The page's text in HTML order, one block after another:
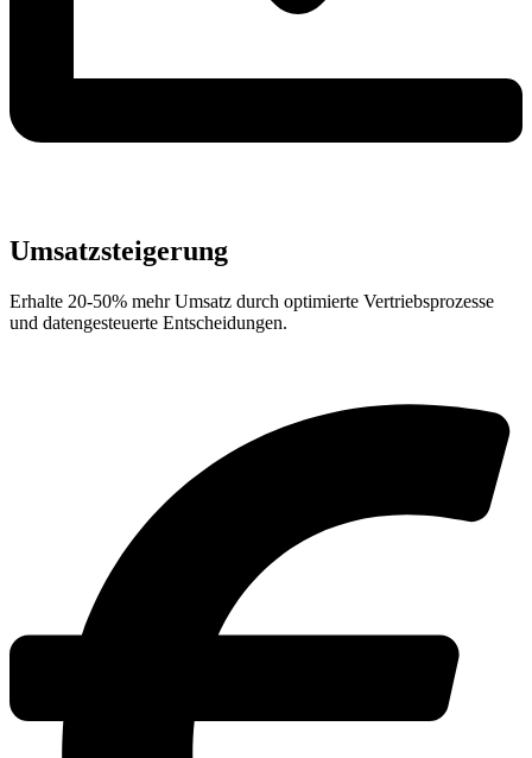
Umsatzsteigerung
Erhalte 20-50% mehr Umsatz durch optimierte Vertriebsprozesse
und datengesteuerte Entscheidungen.